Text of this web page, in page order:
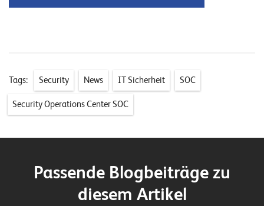
Tags: Security News IT Sicherheit SOC
Security Operations Center SOC
Passende Blogbeiträge zu
diesem Artikel